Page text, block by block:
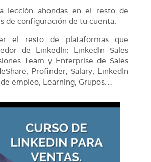
lección ahondas en el resto de
de configuración de tu cuenta.
el resto de plataformas que
de LinkedIn: LinkedIn Sales
Team y Enterprise de Sales
Profinder, Salary, LinkedIn
de empleo, Learning, Grupos…